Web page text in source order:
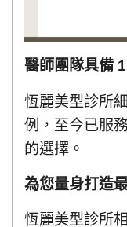
醫師團隊具備
恆麗美型診所
例，至今已服
的選擇。
為您量身打造
恆麗美型診所